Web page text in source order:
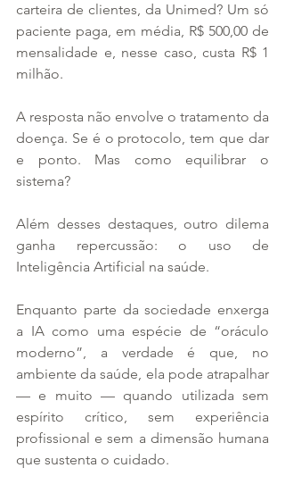
carteira de clientes, da Unimed? Um só
paciente paga, em média, R$ 500,00 de
mensalidade e, nesse caso, custa R$ 1
milhão.
A resposta não envolve o tratamento da
doença. Se é o protocolo, tem que dar
e ponto. Mas como equilibrar o
sistema?
Além desses destaques, outro dilema
ganha repercussão: o uso de
Inteligência Artificial na saúde.
Enquanto parte da sociedade enxerga
a IA como uma espécie de “oráculo
moderno”, a verdade é que, no
ambiente da saúde, ela pode atrapalhar
— e muito — quando utilizada sem
espírito crítico, sem experiência
profissional e sem a dimensão humana
que sustenta o cuidado.